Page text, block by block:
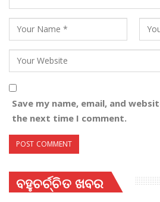
Save my name, email, and
the next time I comment.
ବହୁଚର୍ଚ୍ଚିତ ଖବର